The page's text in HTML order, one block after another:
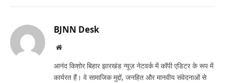
BJNN Desk
Website
आनंद किशोर बिहार झारखंड न्यूज़ नेटवर्क में कॉपी एडिटर के रूप में
कार्यरत हैं। वे सामाजिक मुद्दों, जनहित और मानवीय संवेदनाओं से